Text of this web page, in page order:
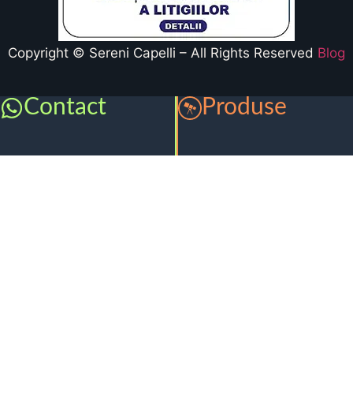
Copyright © Sereni Capelli – All Rights Reserved Blog
Contact Produse